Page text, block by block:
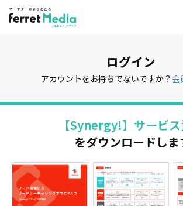
ログイン
アカウントをお持ちでないですか？ 会
【Synergy!】サービ
をダウンロードしま